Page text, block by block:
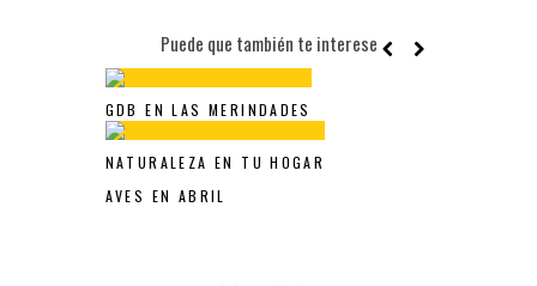
Puede que también te interese
GDB EN LAS MERINDADES
NATURALEZA EN TU HOGAR
AVES EN ABRIL